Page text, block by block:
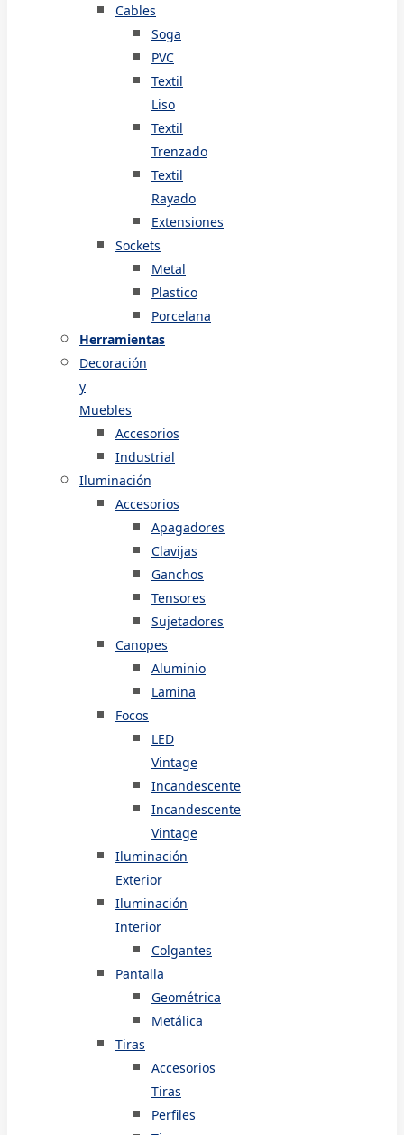
Cables
Soga
PVC
Textil
Liso
Textil
Trenzado
Textil
Rayado
Extensiones
Sockets
Metal
Plastico
Porcelana
Herramientas
Decoración
y
Muebles
Accesorios
Industrial
Iluminación
Accesorios
Apagadores
Clavijas
Ganchos
Tensores
Sujetadores
Canopes
Aluminio
Lamina
Focos
LED
Vintage
Incandescente
Incandescente
Vintage
Iluminación
Exterior
Iluminación
Interior
Colgantes
Pantalla
Geométrica
Metálica
Tiras
Accesorios
Tiras
Perfiles